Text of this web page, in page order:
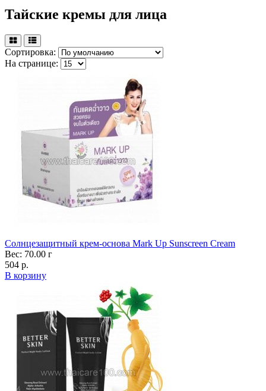
Тайские кремы для лица
Сортировка:
На странице:
Солнцезащитный крем-основа Mark Up Sunscreen Cream
Вес: 70.00 г
504 р.
В корзину